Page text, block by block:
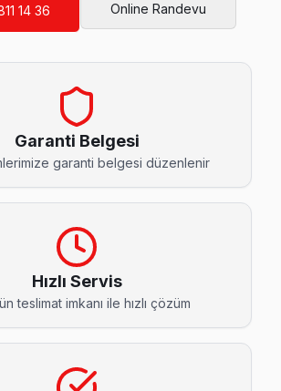
Mahalle Mahalle Peaq TV Servis
Servis
Peaq kullanıcıları için haftanın 7
Anakart Tamiri →
Peaq Servis
Peaq TV arızaları için aynı gün
Peaq Servis
Peaq TV ekran değişimi gerekebilir mi?
Peaq Anakart Tamiri →
Peaq Servis
özel: Peaq TV tamirinde parça
14 36 Online Randevu
Garanti Belgesi
garanti belgesi düzenlenir
Hızlı Servis
teslimat imkanı ile hızlı çözüm